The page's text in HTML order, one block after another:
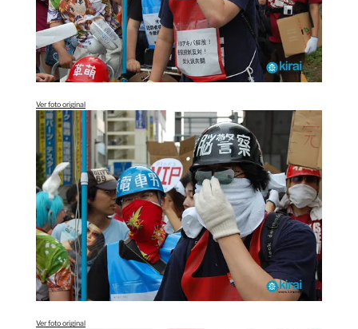
Ver foto original
Ver foto original